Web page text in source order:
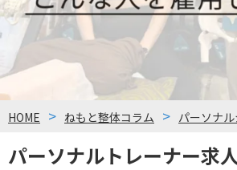
パーソナルトレーナー
HOME ねもと整体コラム パーソナ